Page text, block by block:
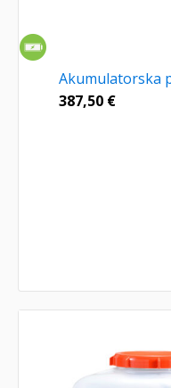
Akumulatorska
387,50 €